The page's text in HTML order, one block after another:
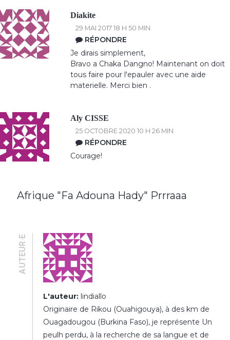
Diakite
29 MAI 2017 18 H 50 MIN
RÉPONDRE
Je dirais simplement,
Bravo a Chaka Dangno! Maintenant on doit
tous faire pour l'epauler avec une aide
materielle. Merci bien .
Aly CISSE
25 OCTOBRE 2020 10 H 26 MIN
RÉPONDRE
Courage!
Afrique "Fa Adouna Hady" Prrraaa
AUTEUR·E
L'auteur: lindiallo
Originaire de Rikou (Ouahigouya), à des km de
Ouagadougou (Burkina Faso), je représente Un
peulh perdu, à la recherche de sa langue et de